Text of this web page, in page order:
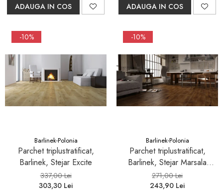
ADAUGA IN COS ADAUGA IN COS
-10%
Barlinek-Polonia
Parchet triplustratificat,
Barlinek, Stejar Excite
337,00 Lei
303,30 Lei
-10%
Barlinek-Polonia
Parchet triplustratificat,
Barlinek, Stejar Marsala
Grande
271,00 Lei
243,90 Lei